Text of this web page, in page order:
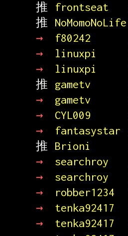
推
frontseat
推
NoMomoNoLife
→
f80242
→
linuxpi
→
linuxpi
推
gametv
→
gametv
→
CYL009
→
fantasystar
推
Brioni
→
searchroy
→
searchroy
→
robber1234
→
tenka92417
→
tenka92417